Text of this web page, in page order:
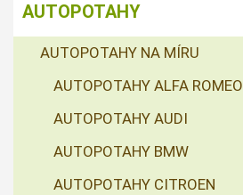
AUTOPOTAHY
AUTOPOTAHY NA MÍRU
AUTOPOTAHY ALFA ROMEO
AUTOPOTAHY AUDI
AUTOPOTAHY BMW
AUTOPOTAHY CITROEN